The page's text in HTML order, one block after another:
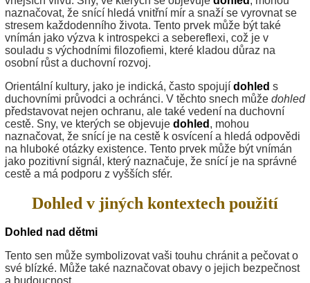
naznačovat, že snící hledá vnitřní mír a snaží se vyrovnat se
stresem každodenního života. Tento prvek může být také
vnímán jako výzva k introspekci a sebereflexi, což je v
souladu s východními filozofiemi, které kladou důraz na
osobní růst a duchovní rozvoj.
Orientální kultury, jako je indická, často spojují dohled s
duchovními průvodci a ochránci. V těchto snech může dohled
představovat nejen ochranu, ale také vedení na duchovní
cestě. Sny, ve kterých se objevuje dohled , mohou
naznačovat, že snící je na cestě k osvícení a hledá odpovědi
na hluboké otázky existence. Tento prvek může být vnímán
jako pozitivní signál, který naznačuje, že snící je na správné
cestě a má podporu z vyšších sfér.
Dohled v jiných kontextech použití
Dohled nad dětmi
Tento sen může symbolizovat vaši touhu chránit a pečovat o
své blízké. Může také naznačovat obavy o jejich bezpečnost